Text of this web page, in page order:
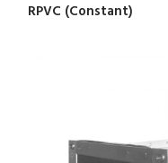
RPVC (Constant)